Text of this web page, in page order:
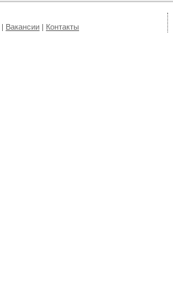
| Вакансии | Контакты